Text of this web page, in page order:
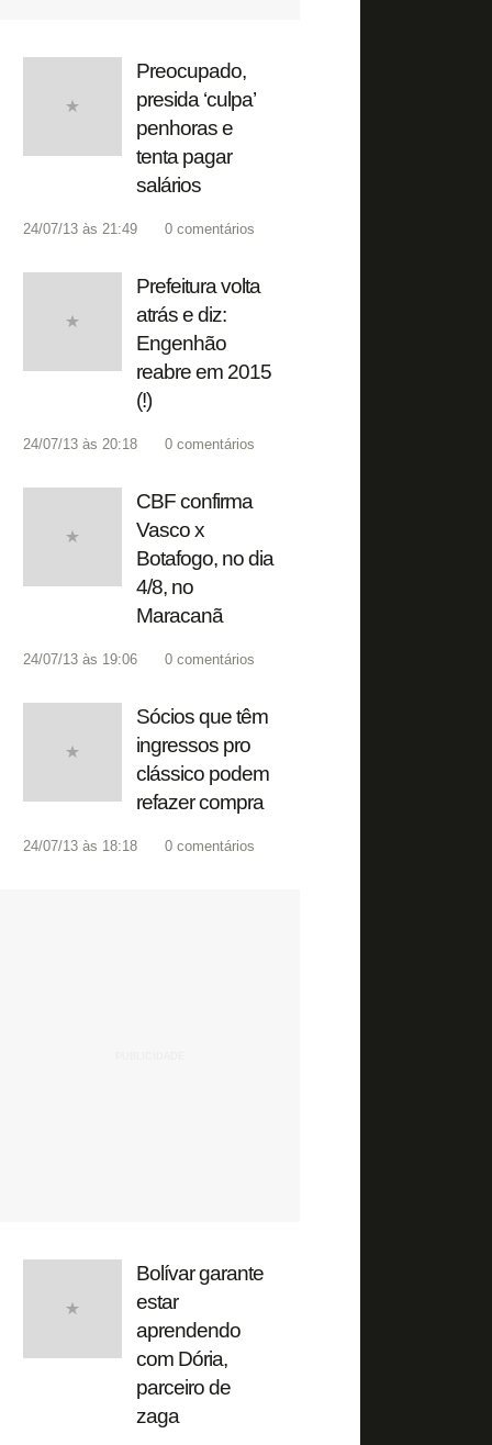
Preocupado,
presida ‘culpa’
penhoras e
tenta pagar
salários
24/07/13 às 21:49 0 comentários
Prefeitura volta
atrás e diz:
Engenhão
reabre em 2015
(!)
24/07/13 às 20:18 0 comentários
CBF confirma
Vasco x
Botafogo, no dia
4/8, no
Maracanã
24/07/13 às 19:06 0 comentários
Sócios que têm
ingressos pro
clássico podem
refazer compra
24/07/13 às 18:18 0 comentários
Bolívar garante
estar
aprendendo
com Dória,
parceiro de
zaga